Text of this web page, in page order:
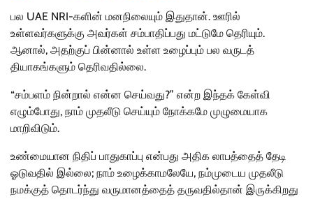
பல UAE NRI-களின் மனநிலையும் இதுதான். ஊரில்
உள்ளவர்களுக்கு அவர்கள் சம்பாதிப்பது மட்டுமே தெரியும்.
ஆனால், அதற்குப் பின்னால் உள்ள உழைப்பும் பல வருடத்
தியாகங்களும் தெரிவதில்லை.
“சம்பளம் நின்றால் என்ன செய்வது?” என்ற இந்தக் கேள்வி
எழும்போது, நாம் முதலீடு செய்யும் நோக்கமே முழுமையாக
மாறிவிடும்.
உண்மையான நிதிப் பாதுகாப்பு என்பது அதிக லாபத்தைத் தேடி
ஓடுவதில் இல்லை; நாம் உழைக்காமலேயே, நம்முடைய முதலீடு
நமக்குத் தொடர்ந்து வருமானத்தைத் தருவதில்தான் இருக்கிறது